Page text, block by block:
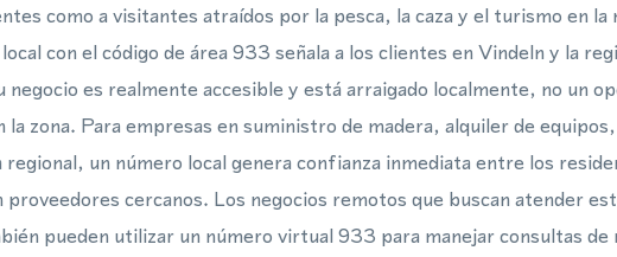
como a visitantes atraídos por la pesca, la caza y el turismo en la
con el código de área 933 señala a los clientes en Vindeln y la
es realmente accesible y está arraigado localmente, no un
la zona. Para empresas en suministro de madera, alquiler de
un número local genera confianza inmediata entre los
cercanos. Los negocios remotos que buscan atender
pueden utilizar un número virtual 933 para manejar consultas de